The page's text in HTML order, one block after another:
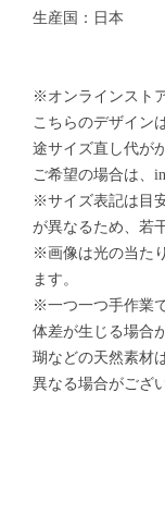
生産国：日本
※オンラインスト
こちらのデザイン
途サイズ直し代が
ご希望の場合は、
※サイズ表記は目
が異なるため、若
※画像は光の当た
ます。
※一つ一つ手作業
体差が生じる場合
瑚などの天然素材
異なる場合がござ